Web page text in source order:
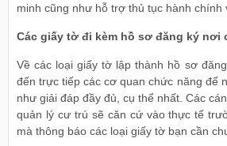
minh cũng như hỗ trợ thủ tục hành chính
Các giấy tờ đi kèm hồ sơ đăng ký nơi
Về các loại giấy tờ lập thành hồ sơ
đến trực tiếp các cơ quan chức năng để
như giải đáp đầy đủ, cụ thể nhất. Các
quản lý cư trú sẽ căn cứ vào thực tế
mà thông báo các loại giấy tờ bạn cần